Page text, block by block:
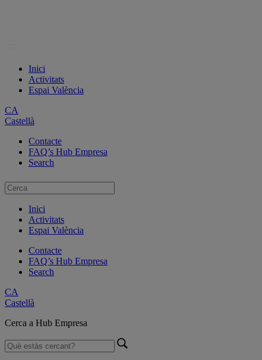
Inici
Activitats
Espai València
CA
Castellà
Contacte
FAQ’s Hub Empresa
Search
Inici
Activitats
Espai València
Contacte
FAQ’s Hub Empresa
Search
CA
Castellà
Cerca a Hub Empresa